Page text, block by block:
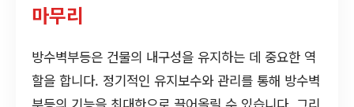
마무리
방수벽부등은 건물의 내구성을 유지하는 데 중요한 역
할을 합니다. 정기적인 유지보수와 관리를 통해 방수벽